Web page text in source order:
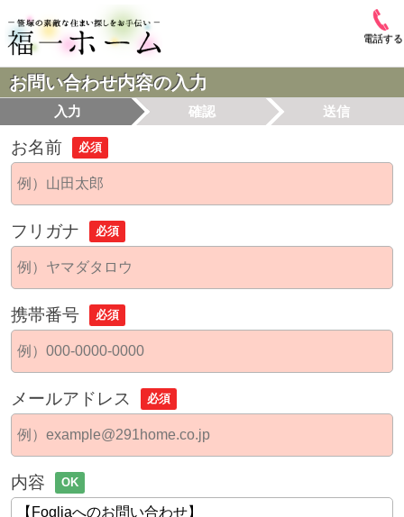
電話する
お問い合わせ内容の入力
入力 確認 送信
お名前 必須
フリガナ 必須
携帯番号 必須
メールアドレス 必須
内容 OK